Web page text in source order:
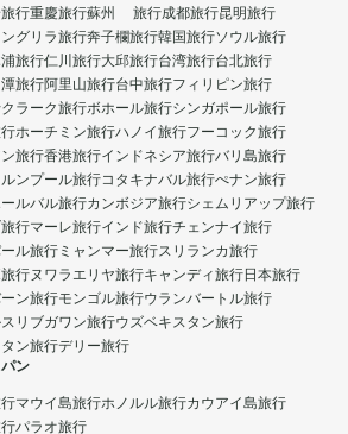
行重慶旅行蘇州 旅行成都旅行昆明旅行
グリラ旅行奔子欄旅行韓国旅行ソウル旅行
旅行仁川旅行大邱旅行台湾旅行台北旅行
旅行阿里山旅行台中旅行フィリピン旅行
クラーク旅行ボホール旅行シンガポール旅行
ホーチミン旅行ハノイ旅行フーコック旅行
旅行香港旅行インドネシア旅行バリ島旅行
ンプール旅行コタキナバル旅行ぺナン旅行
ルバル旅行カンボジア旅行シェムリアップ旅行
行マーレ旅行インド旅行チェンナイ旅行
ル旅行 ミャンマー旅行スリランカ旅行
行ヌワラエリヤ旅行キャンディ旅行日本旅行
ン旅行モンゴル旅行ウランバートル旅行
リブガワン旅行ウズベキスタン旅行
ン旅行デリー旅行
ン
マウイ島旅行ホノルル旅行カウアイ島旅行
パラオ旅行